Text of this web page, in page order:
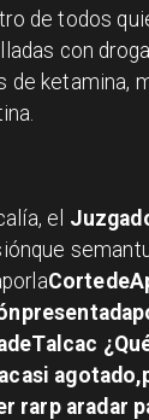
de todos
con
ketamina,
el
rarp aradar